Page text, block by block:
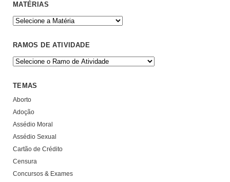
MATÉRIAS
RAMOS DE ATIVIDADE
TEMAS
Aborto
Adoção
Assédio Moral
Assédio Sexual
Cartão de Crédito
Censura
Concursos & Exames